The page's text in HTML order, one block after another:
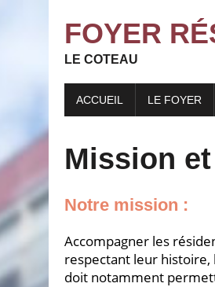
FOYER
LE COTEAU
ACCUEIL LE FOYER
Mission
Notre mission :
Accompagner les
respectant leur
doit notamment